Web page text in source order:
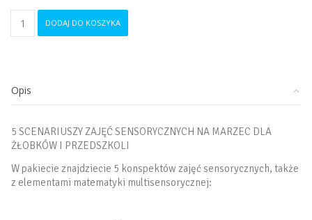
na
marzec
żłobka
DODAJ DO KOSZYKA
Opis
5 SCENARIUSZY ZAJĘĆ SENSORYCZNYCH NA MARZEC DLA
ŻŁOBKÓW I PRZEDSZKOLI
W pakiecie znajdziecie 5 konspektów zajęć sensorycznych, także
z elementami matematyki multisensorycznej: